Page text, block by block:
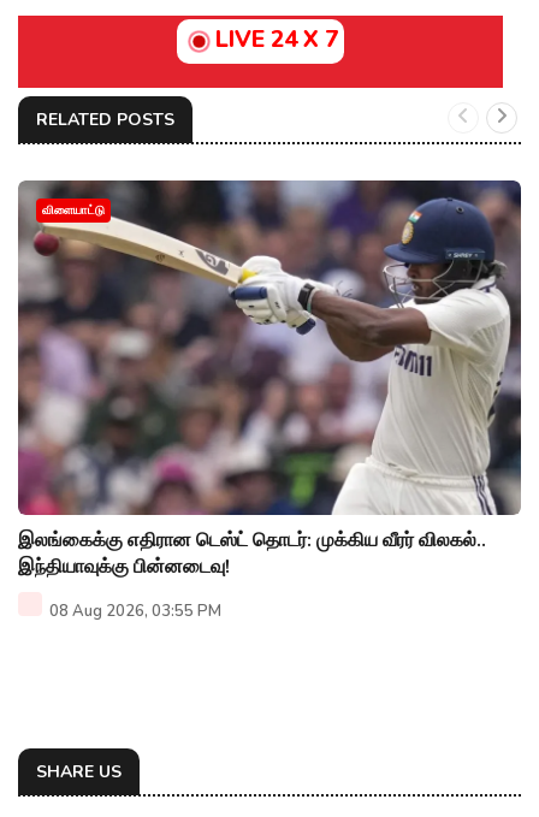
LIVE 24 X 7
RELATED POSTS
விளையாட்டு
இலங்கைக்கு எதிரான டெஸ்ட் தொடர்: முக்கிய வீரர் விலகல்..
இந்தியாவுக்கு பின்னடைவு!
08 Aug 2026, 03:55 PM
SHARE US